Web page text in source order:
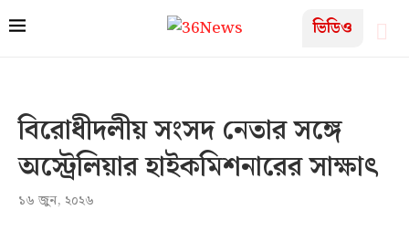
ভিডিও
বিরোধীদলীয় সংসদ নেতার সঙ্গে
অস্ট্রেলিয়ার হাইকমিশনারের সাক্ষাৎ
১৬ জুন, ২০২৬